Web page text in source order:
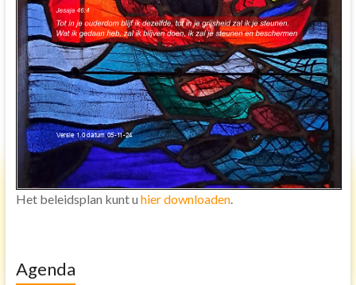
Gebedsgroep
Bijbel lezen
Ontmoeting
Bijbel studie groep
Uitgediept avonden
Samen sterk in Gods werk
Samen eten
De Eritreeërs.
Organisatie
Het beleidsplan kunt u hier downloaden.
Agenda